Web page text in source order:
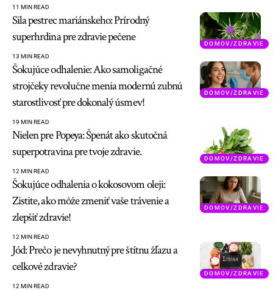
11 MIN READ
DOMOV/ZDRAVIE
Sila pestrec mariánskeho: Prírodný
superhrdina pre zdravie pečene
13 MIN READ
DOMOV/ZDRAVIE
Šokujúce odhalenie: Ako samoligačné
strojčeky revolučne menia modernú zubnú
starostlivosť pre dokonalý úsmev!
19 MIN READ
DOMOV/ZDRAVIE
Nielen pre Popeya: Špenát ako skutočná
superpotravina pre tvoje zdravie.
12 MIN READ
DOMOV/ZDRAVIE
Šokujúce odhalenia o kokosovom oleji:
Zistite, ako môže zmeniť vaše trávenie a
zlepšiť zdravie!
12 MIN READ
DOMOV/ZDRAVIE
Jód: Prečo je nevyhnutný pre štítnu žľazu a
celkové zdravie?
12 MIN READ